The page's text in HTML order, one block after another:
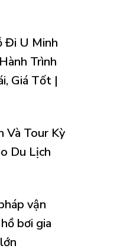
Đi U Minh
Trình
Giá Tốt |
Và Tour Kỳ
Du Lịch
vận
bơi gia